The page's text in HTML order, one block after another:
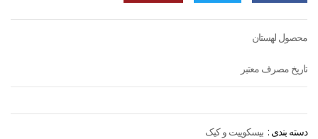
محصول لهستان
تاریخ مصرف معتبر
دسته بندی : بیسکوییت و کیک